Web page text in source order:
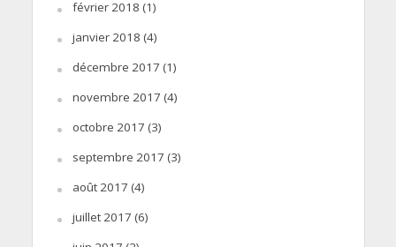
février 2018 (1)
janvier 2018 (4)
décembre 2017 (1)
novembre 2017 (4)
octobre 2017 (3)
septembre 2017 (3)
août 2017 (4)
juillet 2017 (6)